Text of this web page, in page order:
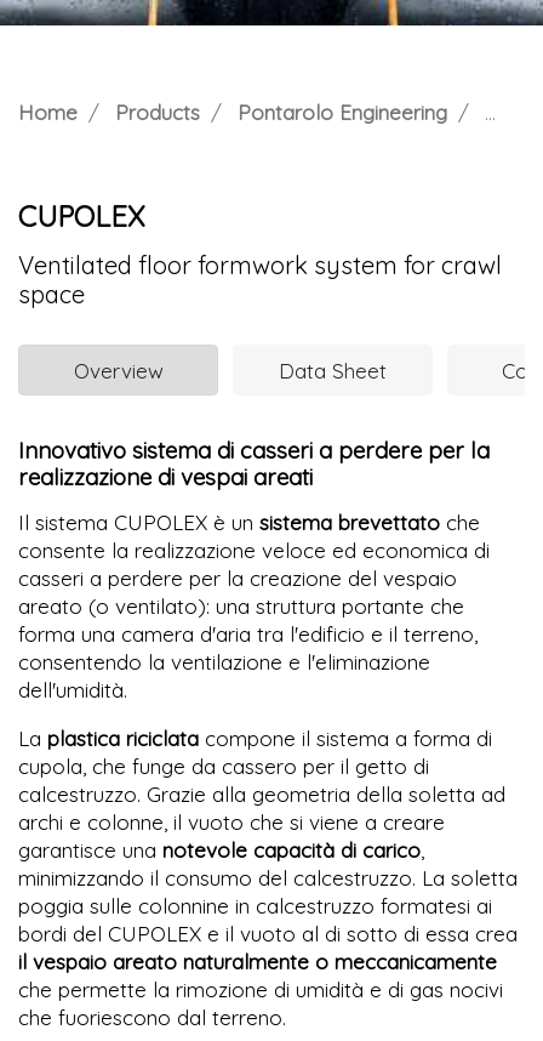
Home Products Pontarolo Engineering
CUPOLEX
Ventilated floor formwork system for crawl
space
Overview Data Sheet
Innovativo sistema di casseri a perdere per la
realizzazione di vespai areati
Il sistema CUPOLEX è un sistema brevettato che
consente la realizzazione veloce ed economica di
casseri a perdere per la creazione del vespaio
areato (o ventilato): una struttura portante che
forma una camera d'aria tra l'edificio e il terreno,
consentendo la ventilazione e l'eliminazione
dell'umidità.
La plastica riciclata compone il sistema a forma di
cupola, che funge da cassero per il getto di
calcestruzzo. Grazie alla geometria della soletta ad
archi e colonne, il vuoto che si viene a creare
garantisce una notevole capacità di carico
minimizzando il consumo del calcestruzzo. La soletta
poggia sulle colonnine in calcestruzzo formatesi ai
bordi del CUPOLEX e il vuoto al di sotto di essa crea
il vespaio areato naturalmente o meccanicamente
che permette la rimozione di umidità e di gas nocivi
che fuoriescono dal terreno.